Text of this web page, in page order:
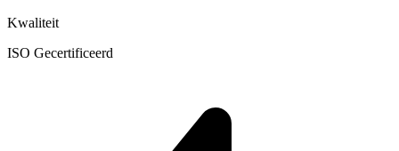
Kwaliteit
ISO Gecertificeerd